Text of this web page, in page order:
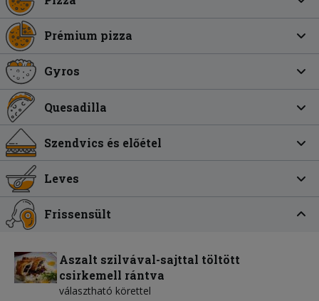
Prémium pizza
Gyros
Quesadilla
Szendvics és előétel
Leves
Frissensült
Aszalt szilvával-sajttal töltött
csirkemell rántva
választható körettel